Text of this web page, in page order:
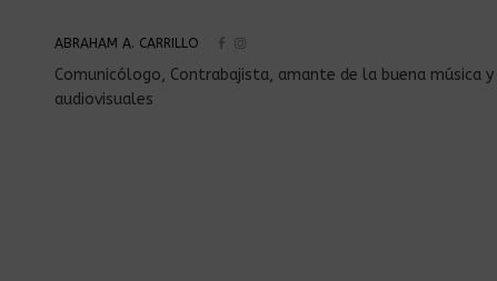
ABRAHAM A. CARRILLO
Comunicólogo, Contrabajista, amante de la buena música
audiovisuales